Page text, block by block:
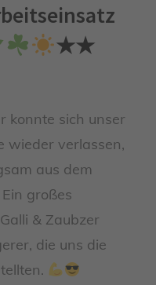
★★
konnte sich unser
wieder verlassen,
aus dem
Ein großes
& Zaubzer
die uns die